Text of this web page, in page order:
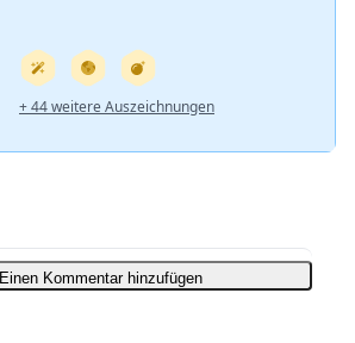
+ 44 weitere Auszeichnungen
Einen Kommentar hinzufügen